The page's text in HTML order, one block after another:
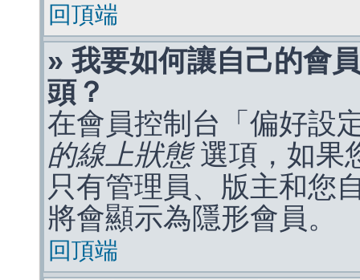
回頂端
» 我要如何讓自己的會
頭？
在會員控制台「偏好設
的線上狀態選項，如果
只有管理員、版主和您
將會顯示為隱形會員。
回頂端